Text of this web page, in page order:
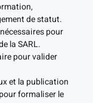
de statut.
pour
la SARL.
pour valider
et la publication
formaliser le